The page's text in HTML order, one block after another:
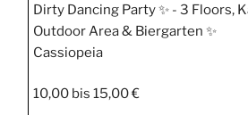
Dirty Dancing Party ✨ - 3 Floors,
Outdoor Area & Biergarten ✨
Cassiopeia
10,00 bis 15,00 €